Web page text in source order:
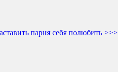
парня себя полюбить >>>